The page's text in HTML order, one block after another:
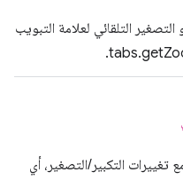
التلقائي لعلامة التبويب
التكبير/التصغير، أي